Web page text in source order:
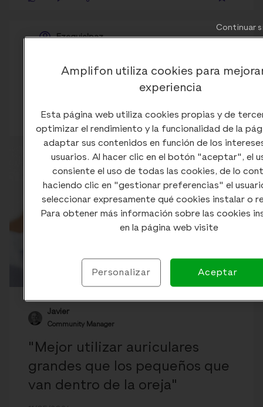
Ezequielpaz
Javier
Community Manager
"Mejor utilizar auriculares
grandes que los pequeños que
van dentro de la oreja"
Amplifon utiliza cookies para
experiencia
Esta página web utiliza cookies propias y de
optimizar el rendimiento y la funcionalidad de la
adaptar sus contenidos en función de los
usuarios. Al hacer clic en el botón "aceptar", el
consiente el uso de todas las cookies, de lo
haciendo clic en "gestionar preferencias" el
seleccionar expresamente qué cookies instalar o
Para obtener más información sobre las cookies
en la página web visite
Personalizar Aceptar
Continuar